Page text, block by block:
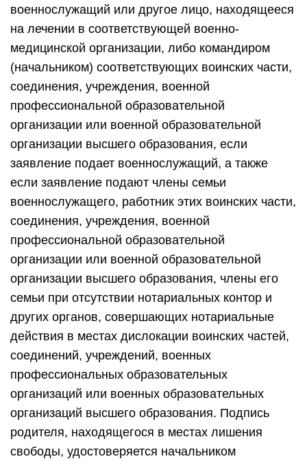
военнослужащий или другое лицо, находящееся
на лечении в соответствующей военно-
медицинской организации, либо командиром
(начальником) соответствующих воинских части,
соединения, учреждения, военной
профессиональной образовательной
организации или военной образовательной
организации высшего образования, если
заявление подает военнослужащий, а также
если заявление подают члены семьи
военнослужащего, работник этих воинских части,
соединения, учреждения, военной
профессиональной образовательной
организации или военной образовательной
организации высшего образования, члены его
семьи при отсутствии нотариальных контор и
других органов, совершающих нотариальные
действия в местах дислокации воинских частей,
соединений, учреждений, военных
профессиональных образовательных
организаций или военных образовательных
организаций высшего образования. Подпись
родителя, находящегося в местах лишения
свободы, удостоверяется начальником